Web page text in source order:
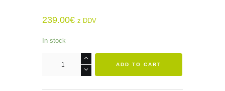
239.00€ z DDV
In stock
ADD TO CART